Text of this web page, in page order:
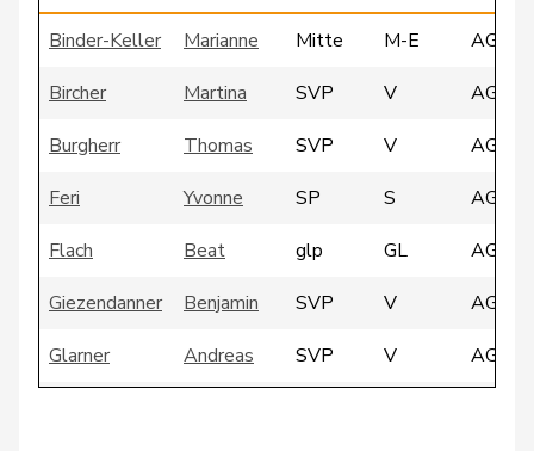
Binder-Keller Marianne Mitte M-E
AG
Bircher
Martina SVP V
AG
Burgherr
Thomas SVP V
AG
Feri
Yvonne SP S
AG
Flach
Beat glp GL
AG
Giezendanner
Benjamin SVP V
AG
Glarner
Andreas SVP V
AG